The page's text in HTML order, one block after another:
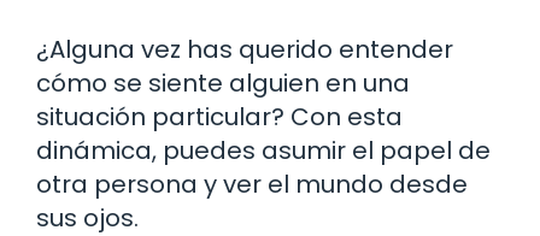
¿Alguna vez has querido entender
cómo se siente alguien en una
situación particular? Con esta
dinámica, puedes asumir el papel de
otra persona y ver el mundo desde
sus ojos.